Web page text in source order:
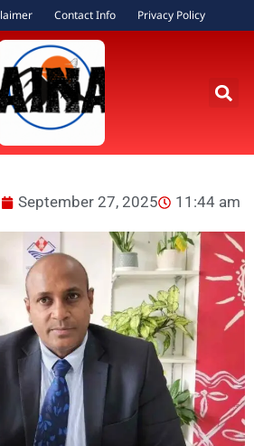
Contact Info Privacy Policy
September 27, 2025 11:44 am